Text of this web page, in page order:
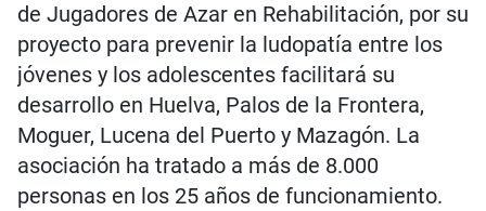
de Jugadores de Azar en Rehabilitación, por su
proyecto para prevenir la ludopatía entre los
jóvenes y los adolescentes facilitará su
desarrollo en Huelva, Palos de la Frontera,
Moguer, Lucena del Puerto y Mazagón. La
asociación ha tratado a más de 8.000
personas en los 25 años de funcionamiento.